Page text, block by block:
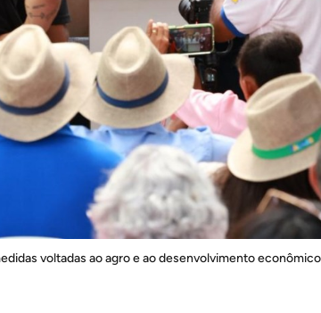
voltadas ao agro e ao desenvolvimento